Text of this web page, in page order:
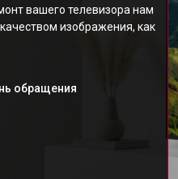
вашего телевизора нам
изображения, как
обращения